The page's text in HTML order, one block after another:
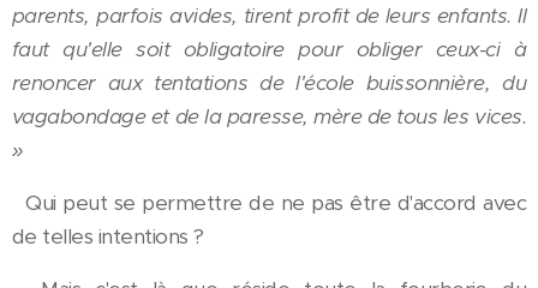
parents, parfois avides, tirent profit de leurs enfants. Il
faut qu'elle soit obligatoire pour obliger ceux-ci à
renoncer aux tentations de l'école buissonnière, du
vagabondage et de la paresse, mère de tous les vices.
»
Qui peut se permettre de ne pas être d'accord avec
de telles intentions ?